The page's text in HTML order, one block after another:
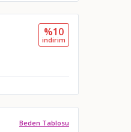
%10
i̇ndi̇ri̇m
Beden Tablosu